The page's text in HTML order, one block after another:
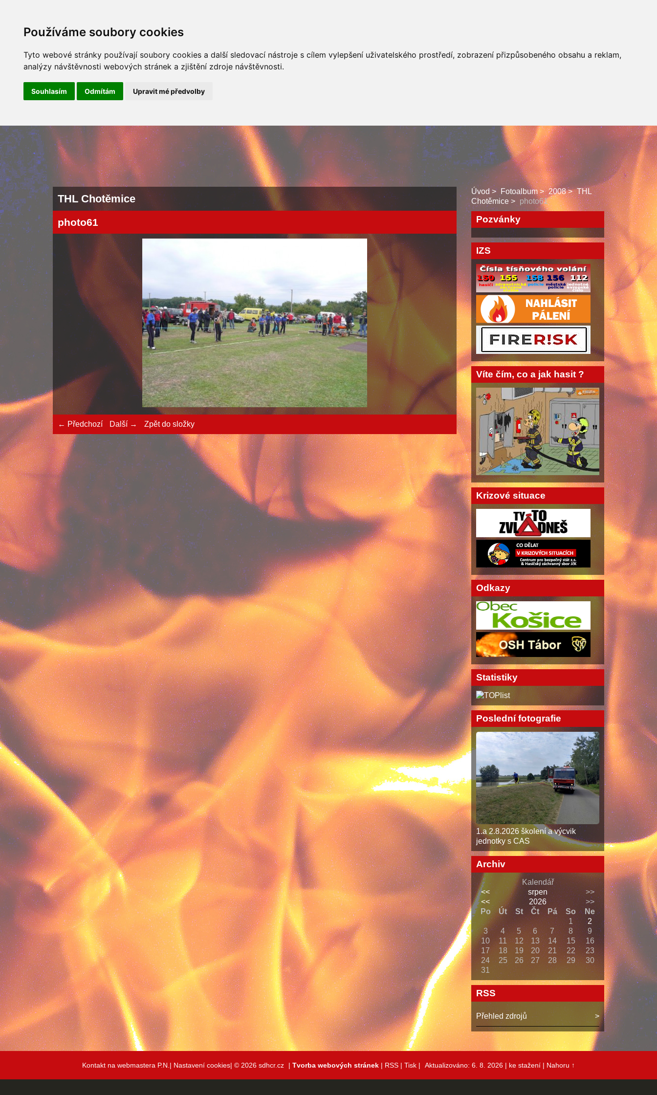
Používáme soubory cookies
Tyto webové stránky používají soubory cookies a další sledovací nástroje s cílem vylepšení uživatelského prostředí, zobrazení přizpůsobeného obsahu a reklam,
analýzy návštěvnosti webových stránek a zjištění zdroje návštěvnosti.
Souhlasím Odmítám Upravit mé předvolby
ÚVOD NOVINKY
THL Chotěmice
photo61
← Předchozí Další → Zpět do složky
Úvod Fotoalbum 2008
THL
Chotěmice
photo61
Pozvánky
IZS
Víte čím, co a jak hasit ?
Krizové situace
Odkazy
Statistiky
Poslední fotografie
1.a 2.8.2026 školení a výcvik
jednotky s CAS
Archiv
Kalendář
<<
srpen
>>
<<
2026
>>
Po
Út St Čt Pá So
Ne
1
2
3
4 5 6 7 8
9
10
11 12 13 14 15
16
17
18 19 20 21 22
23
24
25 26 27 28 29
30
31
RSS
Přehled zdrojů
Kontakt na webmastera P.N.| Nastavení cookies| © 2026 sdhcr.cz | Tvorba webových stránek | RSS | Tisk | Aktualizováno: 6. 8. 2026 | ke stažení | Nahoru ↑